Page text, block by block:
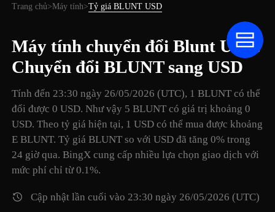
Trang chủ>Máy tính>Tỷ giá BLUNT USD
Máy tính chuyển đổi Blunt USD:
Chuyển đổi BLUNT sang USD
Tính đến 23:30 ngày 26/05/2026 (UTC), 1 BLUNT có thể
đổi được 0 USD. Như vậy 5 BLUNT có giá trị khoảng 0
USD. Theo tỷ giá hiện tại, 1 USD có thể mua được khoảng
E BLUNT. Tỷ giá BLUNT so với USD đã tăng 0% trong
24 giờ qua. BingX cung cấp nhiều lựa chọn giao dịch với
mức phí chỉ từ 0.1%.
Cập nhật lần cuối vào 23:30 ngày 26/05/2026 (UTC)